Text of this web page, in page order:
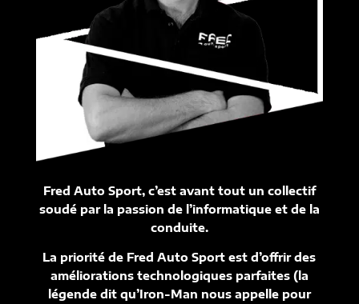
Fred Auto Sport, c’est avant tout un collectif
soudé par la passion de l’informatique et de la
conduite.
La priorité de Fred Auto Sport est d’offrir des
améliorations technologiques parfaites (la
légende dit qu’Iron-Man nous appelle pour